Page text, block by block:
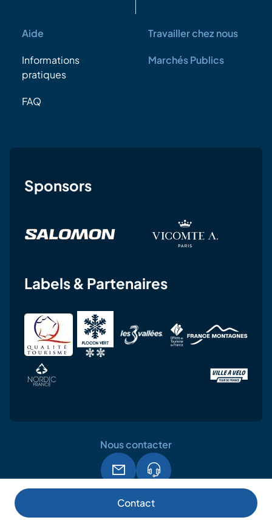
Contact
Aide
Informations
pratiques
FAQ
Travailler chez nous
Marchés Publics
Sponsors
Labels & Partenaires
Nous contacter